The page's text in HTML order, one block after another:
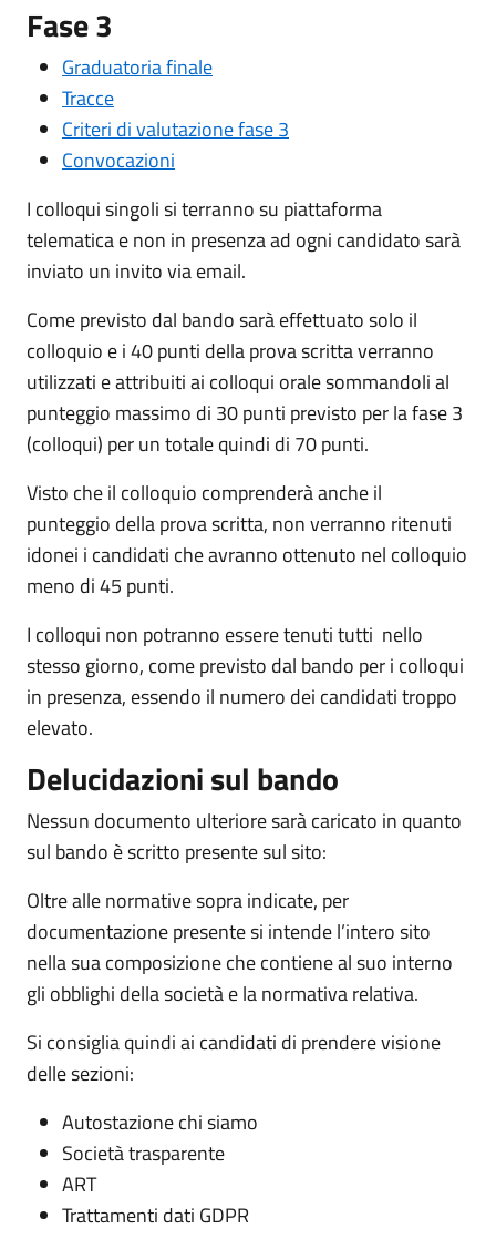
Fase 3
Graduatoria finale
Tracce
Criteri di valutazione fase 3
Convocazioni
I colloqui singoli si terranno su piattaforma
telematica e non in presenza ad ogni candidato sarà
inviato un invito via email.
Come previsto dal bando sarà effettuato solo il
colloquio e i 40 punti della prova scritta verranno
utilizzati e attribuiti ai colloqui orale sommandoli al
punteggio massimo di 30 punti previsto per la fase 3
(colloqui) per un totale quindi di 70 punti.
Visto che il colloquio comprenderà anche il
punteggio della prova scritta, non verranno ritenuti
idonei i candidati che avranno ottenuto nel colloquio
meno di 45 punti.
I colloqui non potranno essere tenuti tutti nello
stesso giorno, come previsto dal bando per i colloqui
in presenza, essendo il numero dei candidati troppo
elevato.
Delucidazioni sul bando
Nessun documento ulteriore sarà caricato in quanto
sul bando è scritto presente sul sito:
Oltre alle normative sopra indicate, per
documentazione presente si intende l’intero sito
nella sua composizione che contiene al suo interno
gli obblighi della società e la normativa relativa.
Si consiglia quindi ai candidati di prendere visione
delle sezioni:
Autostazione chi siamo
Società trasparente
ART
Trattamenti dati GDPR